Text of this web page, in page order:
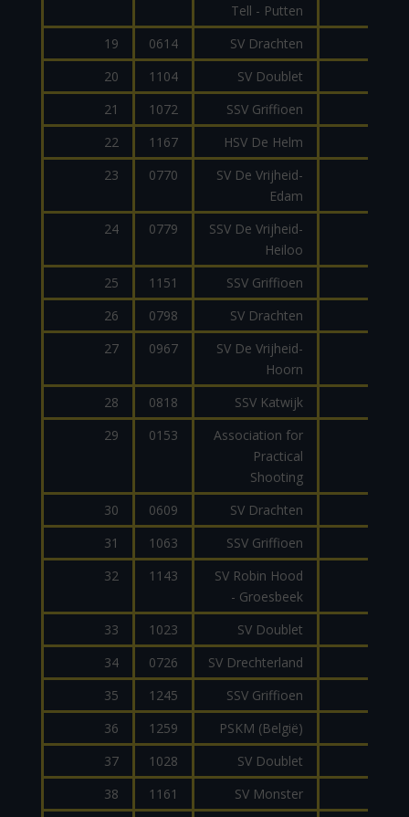
Tell - Putten
19 0614 SV Drachten
20
1104 SV Doublet
21
1072 SSV Griffioen
22
1167 HSV De Helm
23
0770
SV De Vrijheid-
Edam
24 0779
SSV De Vrijheid-
Heiloo
25 1151 SSV Griffioen
26
0798 SV Drachten
27
0967
SV De Vrijheid-
Hoorn
28 0818 SSV Katwijk
29
0153
Association for
Practical
Shooting
30 0609 SV Drachten
31
1063 SSV Griffioen
32
1143
SV Robin Hood
- Groesbeek
33 1023 SV Doublet
34
0726 SV Drechterland
35
1245 SSV Griffioen
36
1259 PSKM (België)
37
1028 SV Doublet
38
1161 SV Monster